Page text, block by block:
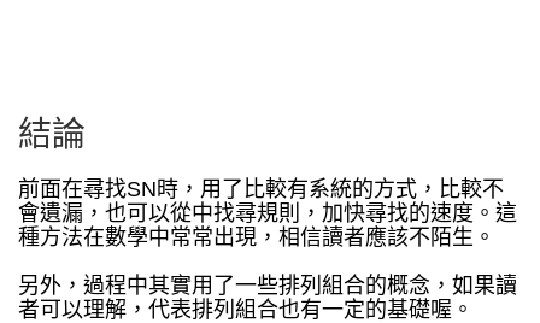
結論
前面在尋找SN時，用了比較有系統的方式，比較不
會遺漏，也可以從中找尋規則，加快尋找的速度。這
種方法在數學中常常出現，相信讀者應該不陌生。
另外，過程中其實用了一些排列組合的概念，如果讀
者可以理解，代表排列組合也有一定的基礎喔。